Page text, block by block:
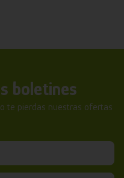
boletines
te pierdas nuestras ofertas